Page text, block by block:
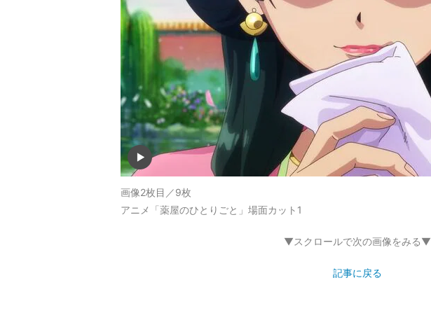
画像2枚目／9枚
アニメ「薬屋のひとりごと」場面カット1
▼スクロールで次の画像をみる▼
記事に戻る